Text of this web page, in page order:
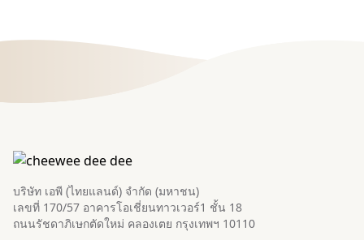
บริษัท เอพี (ไทยแลนด์) จำกัด (มหาชน)
เลขที่ 170/57 อาคารโอเชี่ยนทาวเวอร์1 ชั้น 18
ถนนรัชดาภิเษกตัดใหม่ คลองเตย กรุงเทพฯ 10110